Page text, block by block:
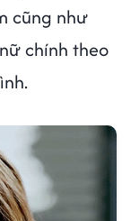
cũng như
chính theo